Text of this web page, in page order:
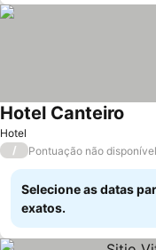
Hotel
Hotel Canteiro
/ Pontuação não disponível
Selecione as datas
exatos.